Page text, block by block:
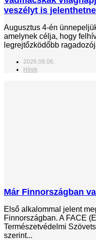
veszélyt is
Augusztus 4-én
amelynek célja, hogy
legrejtőzködőbb
2026.08.06.
Hírek
Már Finnországban
Első alkalommal jelent
Finnországban. A FACE
Természetvédelmi
szerint...